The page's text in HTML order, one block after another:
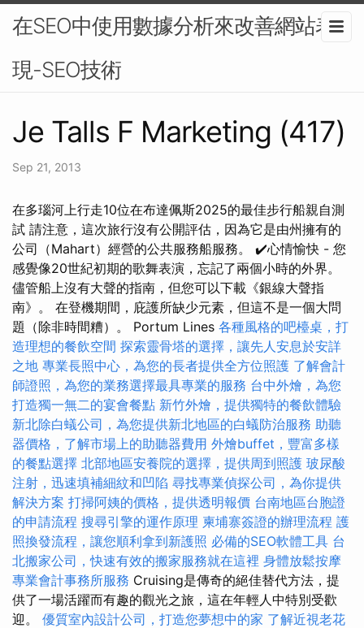
在SEO中使用數據分析來改善網站表
現-SEO技術
Je Talls F Marketing (417)
Sep 21, 2013
在多瑙河上行走10位在布達佩斯2025的最佳步行船親自測
試 請注意，這次旅行沒有公開評估，因為它是由州擁有的
公司（Mahart）經營的公共服務船服務。 ✔️心情愉快 - 您
感覺像20世紀初期的歌舞表演，忘記了兩個小時的外界。
儘管船上沒有大聲的​​指南，但您可以下載《銀線大聲指
南》。 在登機期間，庇護所缺少元素，但這不是一個大問
題（除非時間糟）。 Portum Lines 各種風格的吧檯桌，打
造理想的餐飲空間 探索靈骨塔的選擇，讓先人安息於安詳
之地 專業長照中心，為您的長者提供全方位照護 了解會計
師證照，為您的業務選擇最具專業的服務 台中外燴，為您
打造獨一無二的宴會餐點 新竹外燴，提供獨特的餐飲體驗
新北除白蟻公司，為您提供新北地區的白蟻防治服務 助聽
器價格，了解市場上的助聽器費用 外燴buffet，豐富多樣
的餐點選擇 北部地區安養院的選擇，提供周到照護 玻尿酸
注射，迅速填補細紋和凹陷 尋找專業偵探公司，為你提供
解決方案 打掃阿姨的價格，提供透明報價 台南地區台胞證
的申請流程 搜尋引擎的運作原理 柬埔寨簽證的辦理流程 護
照換發流程，讓您順利拿到新護照 必備的SEO軟體工具 台
北搬家公司，快速有效的搬家服務就在這裡 身體放鬆按摩
專業會計事務所服務 Cruising是傳奇的絕佳替代方法，提
供了一場活躍而有趣的觀光之旅，這在年輕人中特別受歡
迎。 優質室內設計公司，打造您夢想中的家 了解近視老花